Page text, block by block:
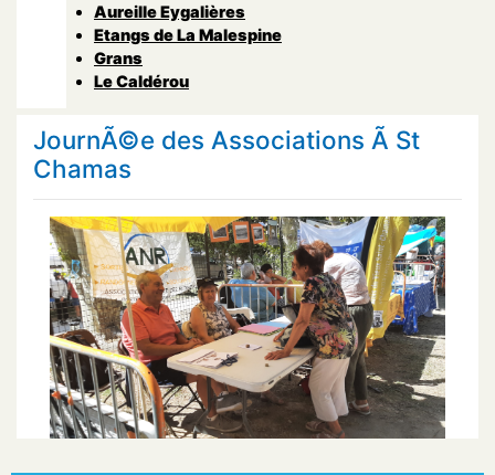
Aureille Eygalières
Etangs de La Malespine
Grans
Le Caldérou
JournÃ©e des Associations Ã St
Chamas